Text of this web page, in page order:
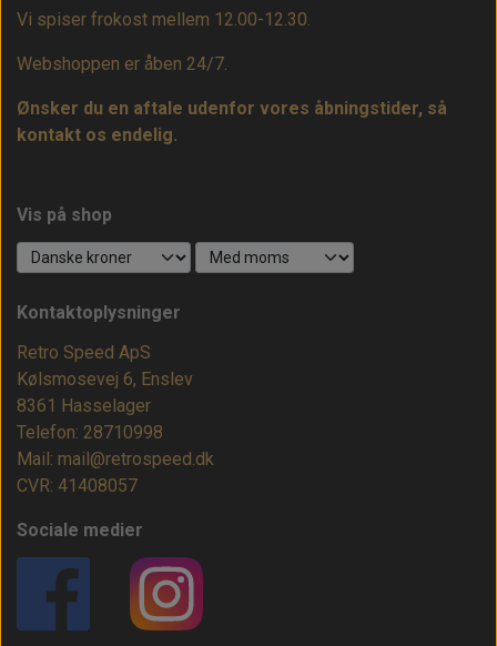
Vi spiser frokost mellem 12.00-12.30.
Webshoppen er åben 24/7.
Ønsker du en aftale udenfor vores åbningstider, så
kontakt os endelig.
Vis på shop
Kontaktoplysninger
Retro Speed ApS
Kølsmosevej 6, Enslev
8361 Hasselager
Telefon: 28710998
Mail: mail@retrospeed.dk
CVR: 41408057
Sociale medier